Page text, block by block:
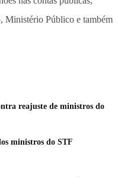
Ministério Público e também
reajuste de ministros do
ministros do STF